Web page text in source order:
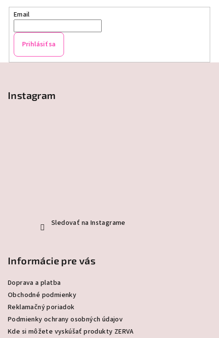
Email
Prihlásiť sa
Instagram
Sledovať na Instagrame
Informácie pre vás
Doprava a platba
Obchodné podmienky
Reklamačný poriadok
Podmienky ochrany osobných údajov
Kde si môžete vyskúšať produkty ZERVA